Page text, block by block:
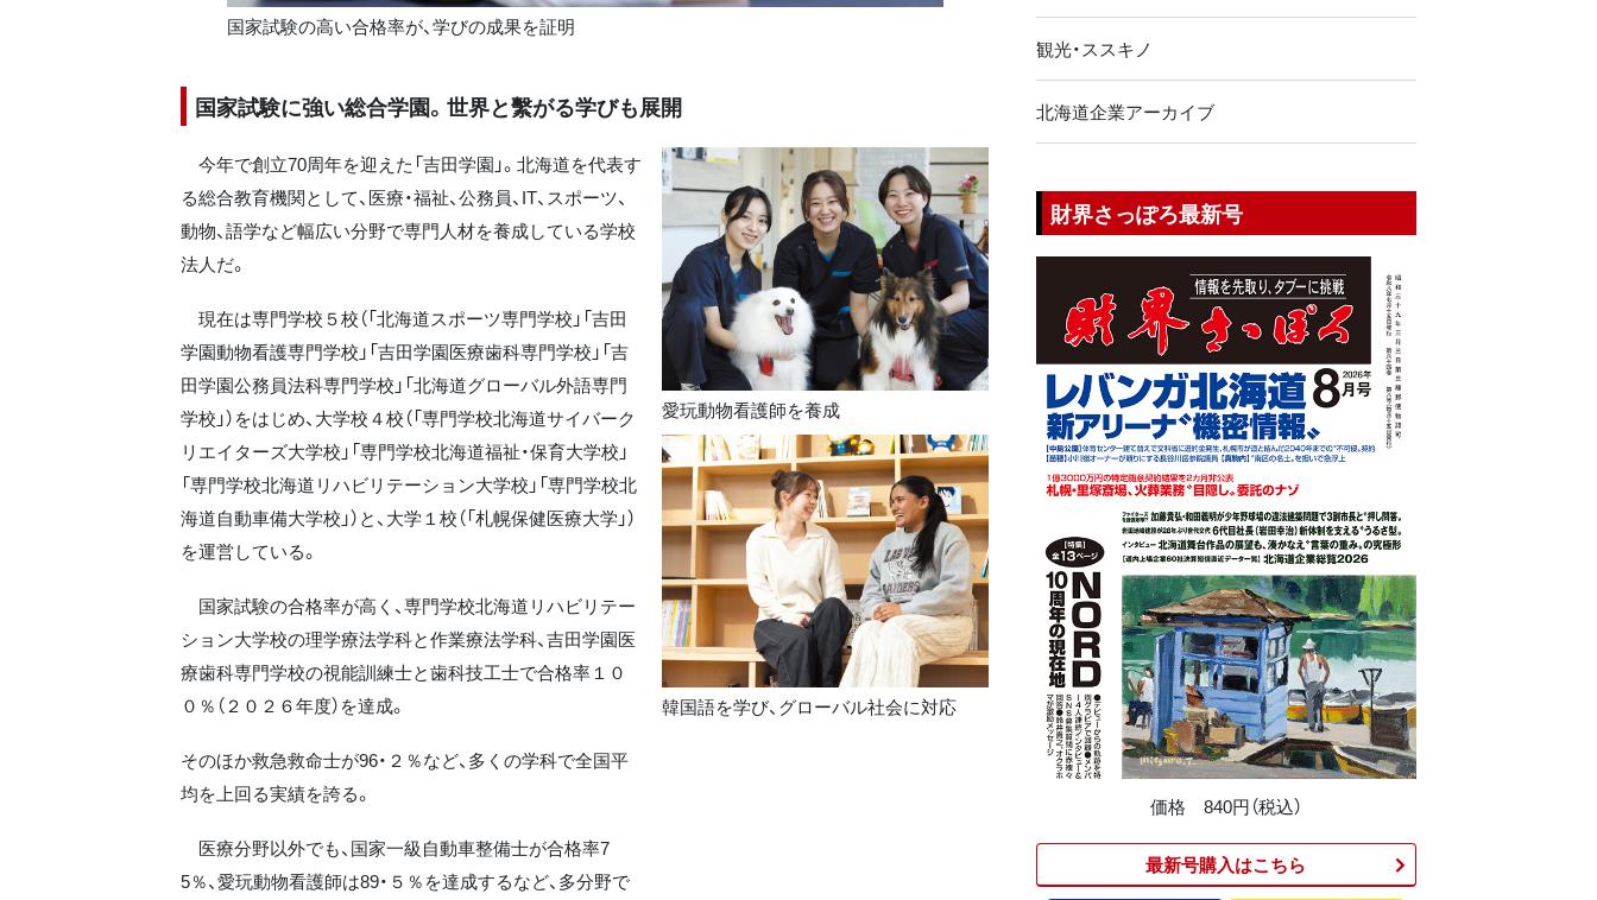
国家試験の高い合格率が、学びの成果を証明
国家試験に強い総合学園。世界と繫がる学びも展開
今年で創立70周年を迎えた「吉田学園」。北海道を代表す
る総合教育機関として、医療・福祉、公務員、IT、スポーツ、
動物、語学など幅広い分野で専門人材を養成している学校
法人だ。
現在は専門学校５校（「北海道スポーツ専門学校」「吉田
学園動物看護専門学校」「吉田学園医療歯科専門学校」「吉
田学園公務員法科専門学校」「北海道グローバル外語専門
学校」）をはじめ、大学校４校（「専門学校北海道サイバーク
リエイターズ大学校」「専門学校北海道福祉・保育大学校」
「専門学校北海道リハビリテーション大学校」「専門学校北
海道自動車備大学校」）と、大学１校（「札幌保健医療大学」）
を運営している。
国家試験の合格率が高く、専門学校北海道リハビリテー
ション大学校の理学療法学科と作業療法学科、吉田学園医
療歯科専門学校の視能訓練士と歯科技工士で合格率１０
０％（２０２６年度）を達成。
そのほか救急救命士が96・２％など、多くの学科で全国平
均を上回る実績を誇る。
医療分野以外でも、国家一級自動車整備士が合格率7
5％、愛玩動物看護師は89・５％を達成するなど、多分野で
愛玩動物看護師を養成
韓国語を学び、グローバル社会に対応
観光・ススキノ
北海道企業アーカイブ
財界さっぽろ最新号
価格 840円（税込）
最新号購入はこちら​